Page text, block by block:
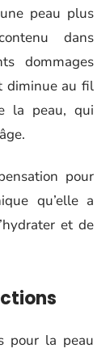
peau plus
dans
dommages
diminue au fil
la peau, qui
pour
qu’elle a
et de